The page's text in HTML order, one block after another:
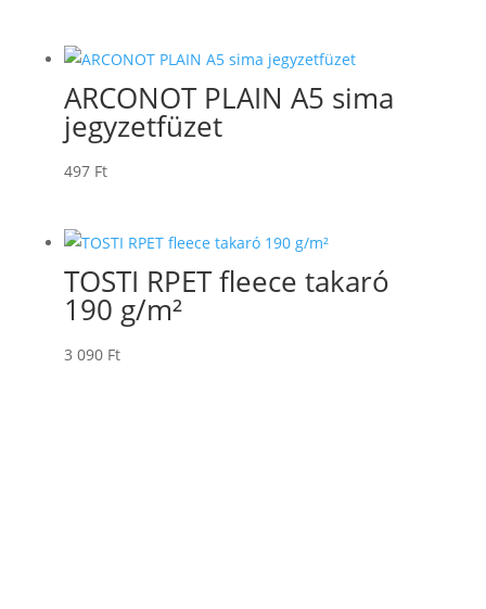
ARCONOT PLAIN A5 sima
jegyzetfüzet
497 Ft
TOSTI RPET fleece takaró
190 g/m²
3 090 Ft